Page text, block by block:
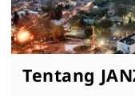
Tentang